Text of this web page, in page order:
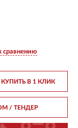
сравнению
КУПИТЬ В 1 КЛИК
/ ТЕНДЕР